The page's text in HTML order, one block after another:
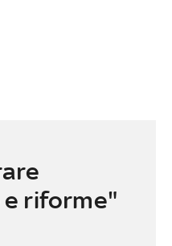
e riforme"